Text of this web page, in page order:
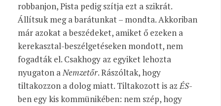
robbanjon, Pista pedig szítja ezt a szikrát.
Állítsuk meg a barátunkat – mondta. Akkoriban
már azokat a beszédeket, amiket ő ezeken a
kerekasztal-beszélgetéseken mondott, nem
fogadták el. Csakhogy az egyiket lehozta
nyugaton aNemzetőr. Rászóltak, hogy
tiltakozzon a dolog miatt. Tiltakozott is azÉS-
ben egy kis kommünikében: nem szép, hogy